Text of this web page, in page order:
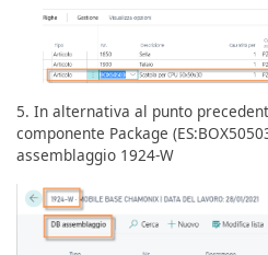
5. In alternativa al punto
componente Package
assemblaggio 1924-W